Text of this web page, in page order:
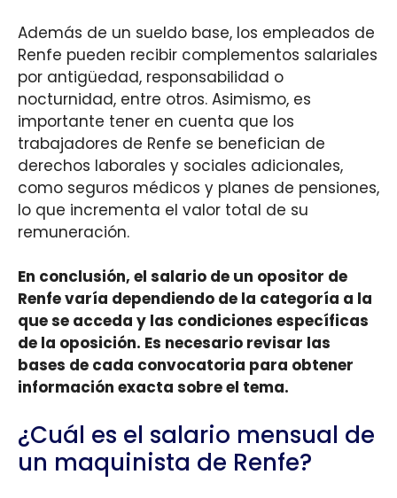
Además de un sueldo base, los empleados de
Renfe pueden recibir complementos salariales
por antigüedad, responsabilidad o
nocturnidad, entre otros. Asimismo, es
importante tener en cuenta que los
trabajadores de Renfe se benefician de
derechos laborales y sociales adicionales,
como seguros médicos y planes de pensiones,
lo que incrementa el valor total de su
remuneración.
En conclusión, el salario de un opositor de
Renfe varía dependiendo de la categoría a la
que se acceda y las condiciones específicas
de la oposición. Es necesario revisar las
bases de cada convocatoria para obtener
información exacta sobre el tema.
¿Cuál es el salario mensual de
un maquinista de Renfe?